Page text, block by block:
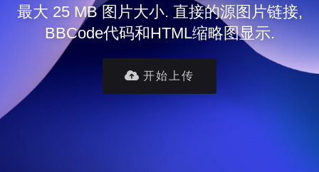
最大 25 MB 图片大小. 直接的源图片链接,
BBCode代码和HTML缩略图显示.
开始上传